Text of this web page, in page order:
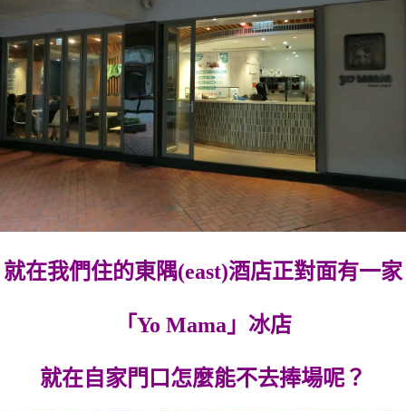
就在我們住的東隅(east)酒店正對面有一家
「Yo Mama」冰店
就在自家門口怎麼能不去捧場呢？